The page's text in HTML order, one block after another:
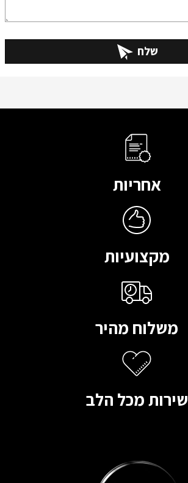
שלח
אחריות
מקצועיות
משלוח מהיר
שירות מכל הלב